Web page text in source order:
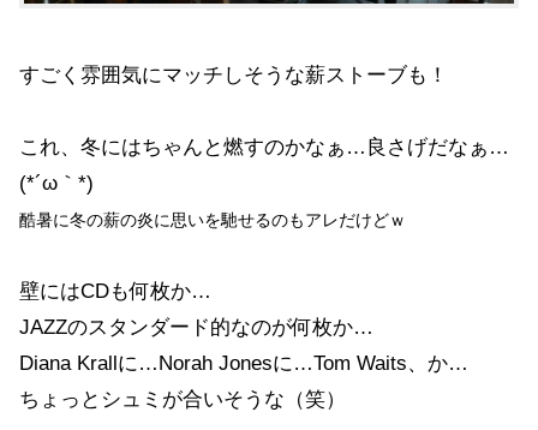
すごく雰囲気にマッチしそうな薪ストーブも！
これ、冬にはちゃんと燃すのかなぁ…良さげだなぁ…
(*´ω｀*)
酷暑に冬の薪の炎に思いを馳せるのもアレだけどｗ
壁にはCDも何枚か…
JAZZのスタンダード的なのが何枚か…
Diana Krallに…Norah Jonesに…Tom Waits、か…
ちょっとシュミが合いそうな（笑）